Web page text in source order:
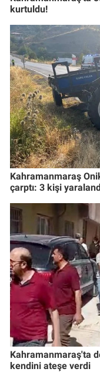
kurtuldu!
Kahramanmaraş
çarptı: 3 kişi
Kahramanmaraş'ta
kendini ateşe verdi